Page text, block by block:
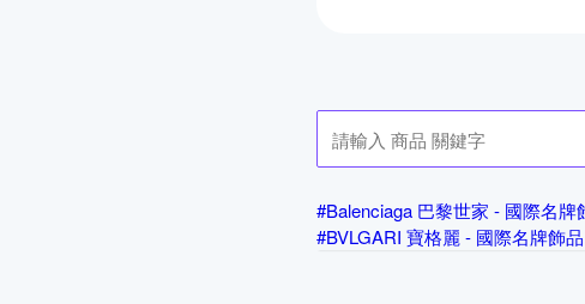
#Balenciaga 巴黎世家 - 國際名牌
#BVLGARI 寶格麗 - 國際名牌飾品